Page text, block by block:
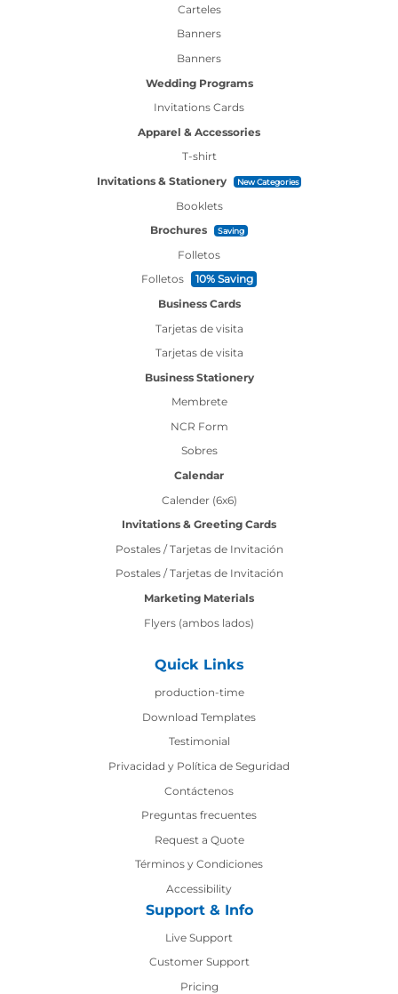
Carteles
Banners
Banners
Wedding Programs
Invitations Cards
Apparel & Accessories
T-shirt
Invitations & Stationery
New Categories
Booklets
Brochures
Saving
Folletos
Folletos
10% Saving
Business Cards
Tarjetas de visita
Tarjetas de visita
Business Stationery
Membrete
NCR Form
Sobres
Calendar
Calender (6x6)
Invitations & Greeting Cards
Postales / Tarjetas de Invitación
Postales / Tarjetas de Invitación
Marketing Materials
Flyers (ambos lados)
Quick Links
production-time
production-time
Download Templates
Testimonial
Privacidad y Política de Seguridad
Contáctenos
Contáctenos
Preguntas frecuentes
Request a Quote
Términos y Condiciones
Accessibility
Support & Info
Live Support
Customer Support
Pricing